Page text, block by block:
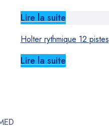
Lire la suite
Holter rythmique 12 pistes
Lire la suite